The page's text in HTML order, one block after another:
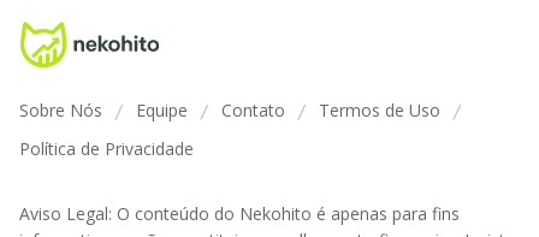
Sobre Nós / Equipe / Contato / Termos de Uso /
Política de Privacidade
Aviso Legal: O conteúdo do Nekohito é apenas para fins